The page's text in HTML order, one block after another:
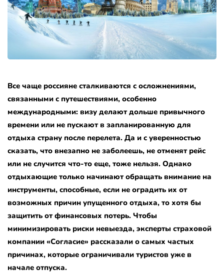
Все чаще россияне сталкиваются с осложнениями,
связанными с путешествиями, особенно
международными: визу делают дольше привычного
времени или не пускают в запланированную для
отдыха страну после перелета. Да и с уверенностью
сказать, что внезапно не заболеешь, не отменят рейс
или не случится что-то еще, тоже нельзя. Однако
отдыхающие только начинают обращать внимание на
инструменты, способные, если не оградить их от
возможных причин упущенного отдыха, то хотя бы
защитить от финансовых потерь. Чтобы
минимизировать риски невыезда, эксперты страховой
компании «Согласие» рассказали о самых частых
причинах, которые ограничивали туристов уже в
начале отпуска.